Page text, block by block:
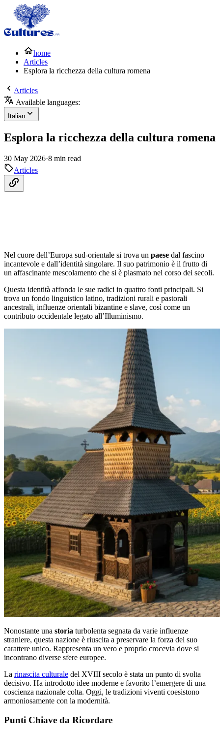
home
Articles
Esplora la ricchezza della cultura romena
Articles
Available languages:
Italian
Esplora la ricchezza della cultura romena
30 May 2026·8 min read
Articles
Nel cuore dell’Europa sud-orientale si trova un paese dal fascino
incantevole e dall’identità singolare. Il suo patrimonio è il frutto di
un affascinante mescolamento che si è plasmato nel corso dei secoli.
Questa identità affonda le sue radici in quattro fonti principali. Si
trova un fondo linguistico latino, tradizioni rurali e pastorali
ancestrali, influenze orientali bizantine e slave, così come un
contributo occidentale legato all’Illuminismo.
Nonostante una storia turbolenta segnata da varie influenze
straniere, questa nazione è riuscita a preservare la forza del suo
carattere unico. Rappresenta un vero e proprio crocevia dove si
incontrano diverse sfere europee.
La rinascita culturale del XVIII secolo è stata un punto di svolta
decisivo. Ha introdotto idee moderne e favorito l’emergere di una
coscienza nazionale colta. Oggi, le tradizioni viventi coesistono
armoniosamente con la modernità.
Punti Chiave da Ricordare